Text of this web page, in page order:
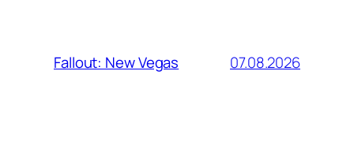
Fallout: New Vegas 07.08.2026